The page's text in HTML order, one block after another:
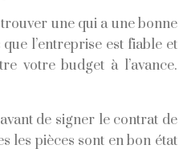
une qui a une bonne
l’entreprise est fiable et
votre budget à l’avance.
de signer le contrat de
les pièces sont en bon état